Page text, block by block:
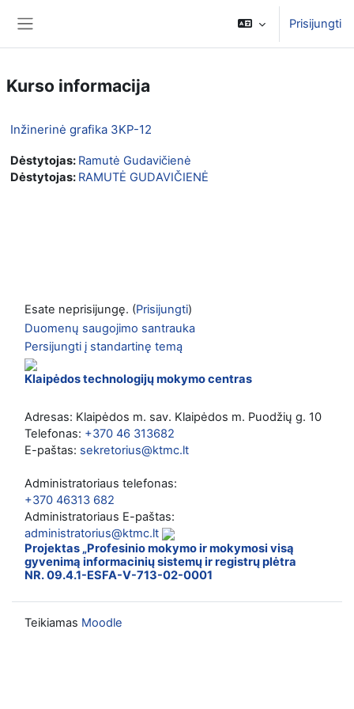
Prisijungti
Kurso informacija
Inžinerinė grafika 3KP-12
Dėstytojas: Ramutė Gudavičienė
Dėstytojas: RAMUTĖ GUDAVIČIENĖ
Esate neprisijungę. (Prisijungti)
Duomenų saugojimo santrauka
Persijungti į standartinę temą
Klaipėdos technologijų mokymo centras
Adresas: Klaipėdos m. sav. Klaipėdos m. Puodžių g. 10
Telefonas: +370 46 313682
E-paštas: sekretorius@ktmc.lt
Administratoriaus telefonas:
+370 46313 682
Administratoriaus E-paštas:
administratorius@ktmc.lt
Projektas „Profesinio mokymo ir mokymosi visą
gyvenimą informacinių sistemų ir registrų plėtra
NR. 09.4.1-ESFA-V-713-02-0001
Teikiamas Moodle